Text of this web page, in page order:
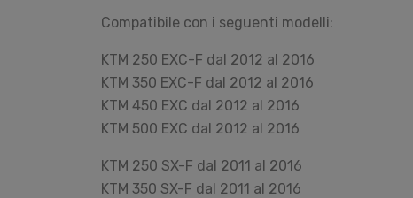
Compatibile con i seguenti modelli:
KTM 250 EXC-F dal 2012 al 2016
KTM 350 EXC-F dal 2012 al 2016
KTM 450 EXC dal 2012 al 2016
KTM 500 EXC dal 2012 al 2016
KTM 250 SX-F dal 2011 al 2016
KTM 350 SX-F dal 2011 al 2016